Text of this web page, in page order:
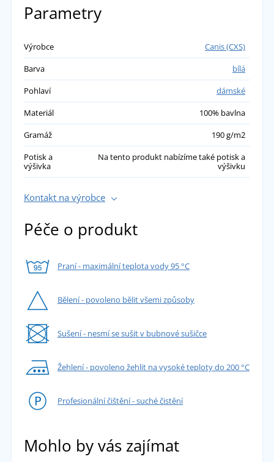
Parametry
Výrobce
Canis (CXS)
Barva
bílá
Pohlaví
dámské
Materiál
100% bavlna
Gramáž
190 g/m2
Potisk a
výšivka
Na tento produkt nabízíme také potisk a
výšivku
Kontakt na výrobce
Péče o produkt
Praní - maximální teplota vody 95 °C
Bělení - povoleno bělit všemi způsoby
Sušení - nesmí se sušit v bubnové sušičce
Žehlení - povoleno žehlit na vysoké teploty do 200 °C
Profesionální čištění - suché čistění
Mohlo by vás zajímat